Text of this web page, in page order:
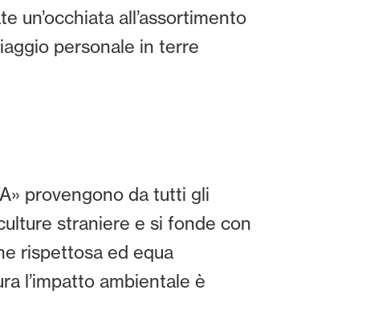
un’occhiata all’assortimento
personale in terre
provengono da tutti gli
straniere e si fonde con
rispettosa ed equa
l’impatto ambientale è